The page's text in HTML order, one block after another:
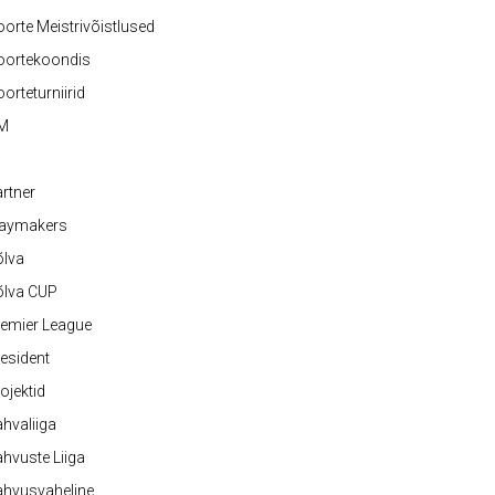
Meistrivõistlused
CUP
League
Liiga